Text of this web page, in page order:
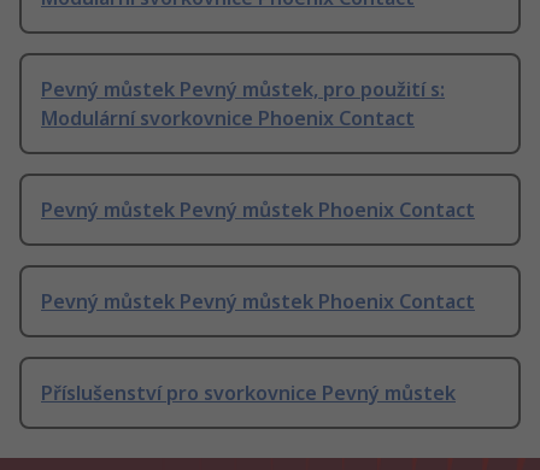
Pevný můstek Pevný můstek, pro použití s:
Modulární svorkovnice Phoenix Contact
Pevný můstek Pevný můstek Phoenix Contact
Pevný můstek Pevný můstek Phoenix Contact
Příslušenství pro svorkovnice Pevný můstek